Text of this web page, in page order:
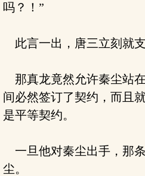
吗？！”
此言一出，唐三立刻就支
那真龙竟然允许秦尘站
间必然签订了契约，而且
是平等契约。
一旦他对秦尘出手，那
尘。